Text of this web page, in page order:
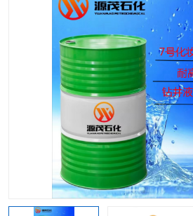
26+32号化妆级白油
2731溶剂油